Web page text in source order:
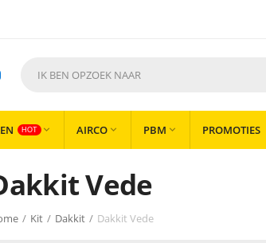
HOT  AIRCO  PBM  PROMOTIES
Vede
/ Kit / Dakkit / Dakkit Vede